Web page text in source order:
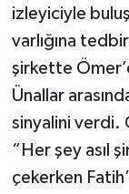
izleyiciyle
varlığına
şirkette
Ünallar
sinyalini verdi.
“Her şey asıl
çekerken